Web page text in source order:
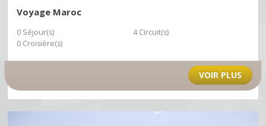
Voyage Maroc
0 Séjour(s)
4 Circuit(s)
0 Croisière(s)
VOIR PLUS